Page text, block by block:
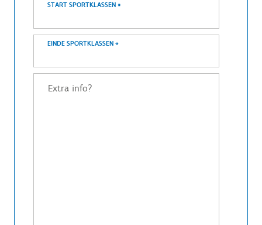
START SPORTKLASSEN *
EINDE SPORTKLASSEN *